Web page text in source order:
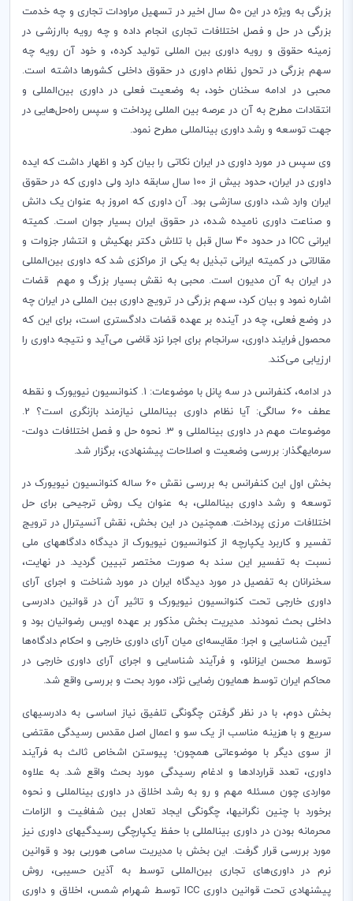
بزرگی به ویژه در این 50 سال اخیر در تسهیل مراودات تجاری و چه خدمت
بزرگی در حل و فصل اختلافات تجاری انجام داده و چه رویه باارزشی در
زمینه حقوق و رویه داوری بین المللی تولید کرده، و خود آن رویه چه
سهم بزرگی در تحول نظام داوری در حقوق داخلی کشورها داشته است.
محبی در ادامه سخنان خود، به وضعیت فعلی در داوری بین‌المللی و
انتقادات مطرح به آن در عرصه بین المللی پرداخت و سپس راه‌حل‌هایی در
جهت توسعه و رشد داوری بین­­­­المللی مطرح نمود.
وی سپس در مورد داوری در ایران نکاتی را بیان کرد و اظهار داشت که ایده
داوری در ایران، حدود بیش از 100 سال سابقه دارد ولی داوری که در حقوق
ایران وارد شد، داوری سازشی بود. آن داوری که امروز به عنوان یک دانش
و صناعت داوری نامیده شده، در حقوق ایران بسیار جوان است. کمیته
ایرانیICC
در حدود 40 سال قبل با تلاش دکتر بهکیش و انتشار جزوات و
مقالاتی در کمیته ایرانی تبذیل به یکی از مراکزی شد که داوری بین‌المللی
در ایران به آن مدیون است. محبی به نقش بسیار بزرگ و مهم قضات
اشاره نمود و بیان کرد، سهم بزرگی در ترویج داوری بین المللی در ایران چه
در وضع فعلی، چه در آینده بر عهده قضات دادگستری است، برای این که
محصول فرایند داوری، سرانجام برای اجرا نزد قاضی می‌آید و نتیجه داوری را
ارزیابی می‌کند.
در ادامه، کنفرانس در سه پانل با موضوعات: 1. کنوانسیون نیویورک و نقطه
عطف 60 سالگی: آیا نظام داوری بین­المللی نیازمند بازنگری است؟ 2.
موضوعات مهم در داوری بین­المللی و 3. نحوه حل و فصل اختلافات دولت-
سرمایه­گذار: بررسی وضعیت و اصلاحات پیشنهادی، برگزار شد.
بخش اول این کنفرانس به بررسی نقش 60 ساله کنوانسیون نیویورک در
توسعه و رشد داوری بین­­­­المللی، به عنوان یک روش ترجیحی برای حل
اختلافات مرزی پرداخت. همچنین در این بخش، نقش آنسیترال در ترویج
تفسیر و کاربرد یکپارچه از کنوانسیون نیویورک از دیدگاه دادگاه­های ملی
نسبت به تفسیر این سند به صورت مختصر تبیین ­گردید. در نهایت،
سخنرانان به تفصیل در مورد دیدگاه ایران در مورد شناخت و اجرای آرای
داوری خارجی تحت کنوانسیون نیویورک و تاثیر آن در قوانین دادرسی
داخلی بحث نمودند. مدیریت بخش مذکور بر عهده اویس رضوانیان بود و
آیین شناسایی و اجرا: مقایسه‌ای میان آرای داوری خارجی و احکام دادگاه‌ها
توسط محسن ایزانلو، و فرآیند شناسایی و اجرای آرای داوری خارجی در
محاکم ایران توسط همایون رضایی نژاد، مورد بحت و بررسی واقع شد.
بخش دوم، با در نظر گرفتن چگونگی تلفیق نیاز اساسی به دادرسی­های
سریع و با هزینه مناسب از یک سو و اعمال اصل مقدس رسیدگی مقتضی
از سوی دیگر با موضوعاتی همچون؛ پیوستن اشخاص ثالث به فرآیند
داوری، تعدد قراردادها و ادغام رسیدگی مورد بحث واقع شد. به علاوه
مواردی چون مسئله مهم و رو به رشد اخلاق در داوری بین­المللی و نحوه
برخورد با چنین نگرانی­ها، چگونگی ایجاد تعادل بین شفافیت و الزامات
محرمانه بودن در داوری بین­المللی با حفظ یکپارچگی رسیدگی­های داوری نیز
مورد بررسی قرار گرفت. این بخش با مدیریت سامی هوربی‌ بود و قوانین
نرم در داوری‌های تجاری بین‌المللی توسط به آذین حسیبی، روش
پیشنهادی تحت قوانین داوریICC توسط شهرام شمس، اخلاق و داوری